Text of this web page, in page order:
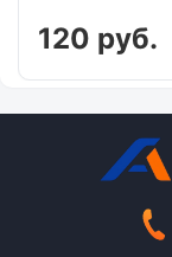
120 руб.